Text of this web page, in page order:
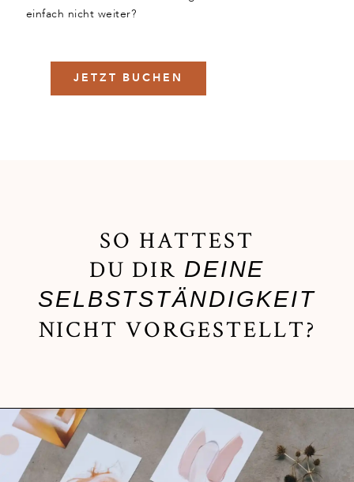
einfach nicht weiter?
JETZT BUCHEN
SO HATTEST
DU DIR DEINE
SELBSTSTÄNDIGKEIT
NICHT VORGESTELLT?